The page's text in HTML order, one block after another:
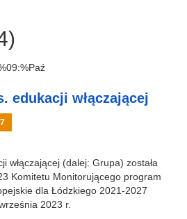
edukacji włączającej
włączającej (dalej: Grupa) została
Komitetu Monitorującego program
dla Łódzkiego 2021-2027
2023 r.